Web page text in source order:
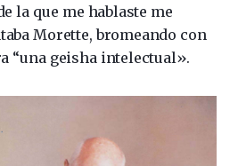
la que me hablaste me
Morette, bromeando con
“una geisha intelectual».